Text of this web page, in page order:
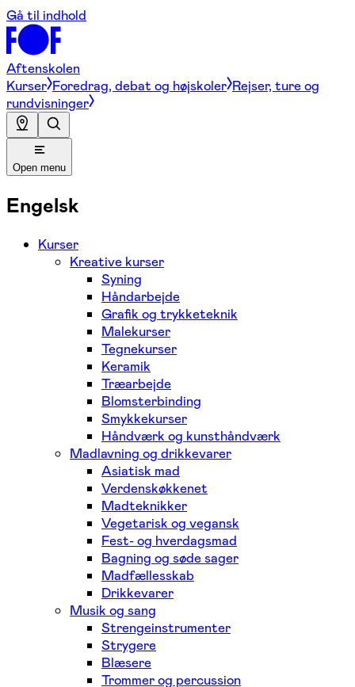
Gå til indhold
Aftenskolen
Kurser Foredrag, debat og højskoler Rejser, ture og
rundvisninger
Open menu
Engelsk
Kurser
Kreative kurser
Syning
Håndarbejde
Grafik og trykketeknik
Malekurser
Tegnekurser
Keramik
Træarbejde
Blomsterbinding
Smykkekurser
Håndværk og kunsthåndværk
Madlavning og drikkevarer
Asiatisk mad
Verdenskøkkenet
Madteknikker
Vegetarisk og vegansk
Fest- og hverdagsmad
Bagning og søde sager
Madfællesskab
Drikkevarer
Musik og sang
Strengeinstrumenter
Strygere
Blæsere
Trommer og percussion